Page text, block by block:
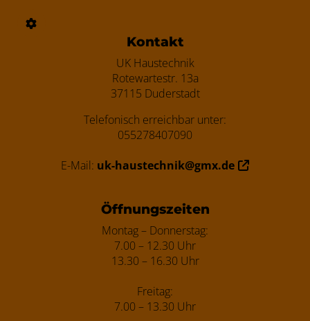
Footer - Kontaktdaten und
Kontakt
UK Haustechnik
Rotewartestr. 13a
37115 Duderstadt
Telefonisch erreichbar unter:
055278407090
E-Mail: uk-haustechnik@gmx.de
Öffnungszeiten
Montag – Donnerstag:
7.00 – 12.30 Uhr
13.30 – 16.30 Uhr
Freitag:
7.00 – 13.30 Uhr